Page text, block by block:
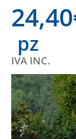
24,40
pz
IVA INC.